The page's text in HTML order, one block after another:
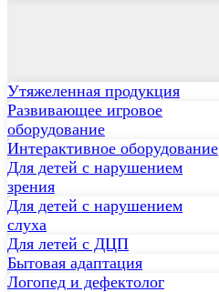
Утяжеленная продукция
Развивающее игровое
оборудование
Интерактивное оборудование
Для детей с нарушением
зрения
Для детей с нарушением
слуха
Для летей с ДЦП
Бытовая адаптация
Логопед и дефектолог